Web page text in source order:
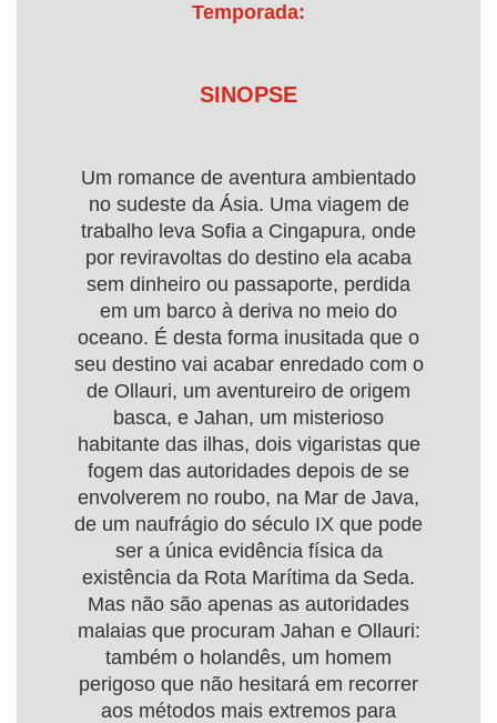
Temporada:
SINOPSE
Um romance de aventura ambientado
no sudeste da Ásia. Uma viagem de
trabalho leva Sofia a Cingapura, onde
por reviravoltas do destino ela acaba
sem dinheiro ou passaporte, perdida
em um barco à deriva no meio do
oceano. É desta forma inusitada que o
seu destino vai acabar enredado com o
de Ollauri, um aventureiro de origem
basca, e Jahan, um misterioso
habitante das ilhas, dois vigaristas que
fogem das autoridades depois de se
envolverem no roubo, na Mar de Java,
de um naufrágio do século IX que pode
ser a única evidência física da
existência da Rota Marítima da Seda.
Mas não são apenas as autoridades
malaias que procuram Jahan e Ollauri:
também o holandês, um homem
perigoso que não hesitará em recorrer
aos métodos mais extremos para